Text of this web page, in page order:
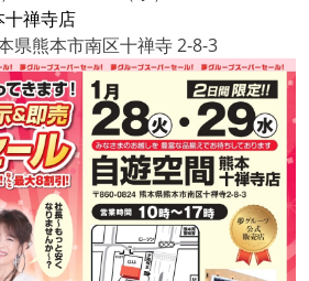
禅寺店
熊本市南区十禅寺 2-8-3